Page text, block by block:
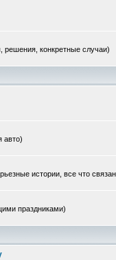
конкретные случаи)
авто)
истории, все что
праздниками)